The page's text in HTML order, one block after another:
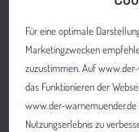
Für eine optimale
Marketingzwecken
zuzustimmen. Auf
das Funktionieren der
www.der-warnemuender.de
Nutzungserlebnis zu